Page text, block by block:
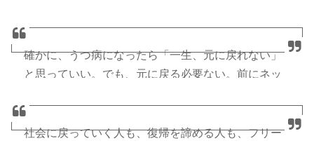
確かに、うつ病になったら「一生、元に戻れない」
と思っていい。でも、元に戻る必要ない。前にネッ
戻ってどうすんのって話ですから。多かれ少なか
れ、新しい生き方、働き方を模索していかざるを得
社会に戻っていく人も、復帰を諦める人も、フリー